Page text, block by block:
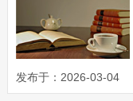
发布于：2026-03-04